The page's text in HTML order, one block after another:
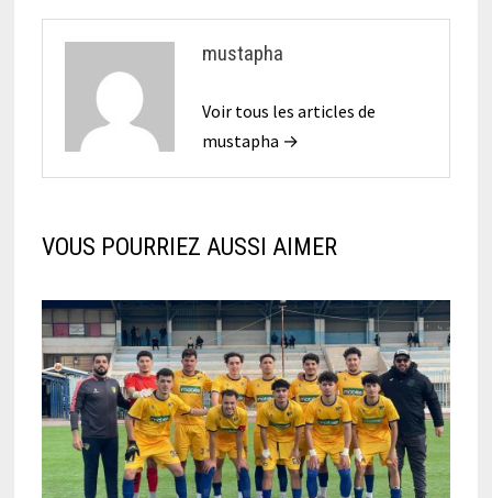
mustapha
Voir tous les articles de
mustapha →
VOUS POURRIEZ AUSSI AIMER